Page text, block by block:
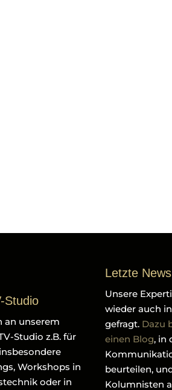
Studio
an unserem
Studio z.B. für
Workshops in
oder in
Letzte News
Unsere
wieder auch
gefragt. Dazu
einen Blog, in
beurteilen,
Kolumnisten